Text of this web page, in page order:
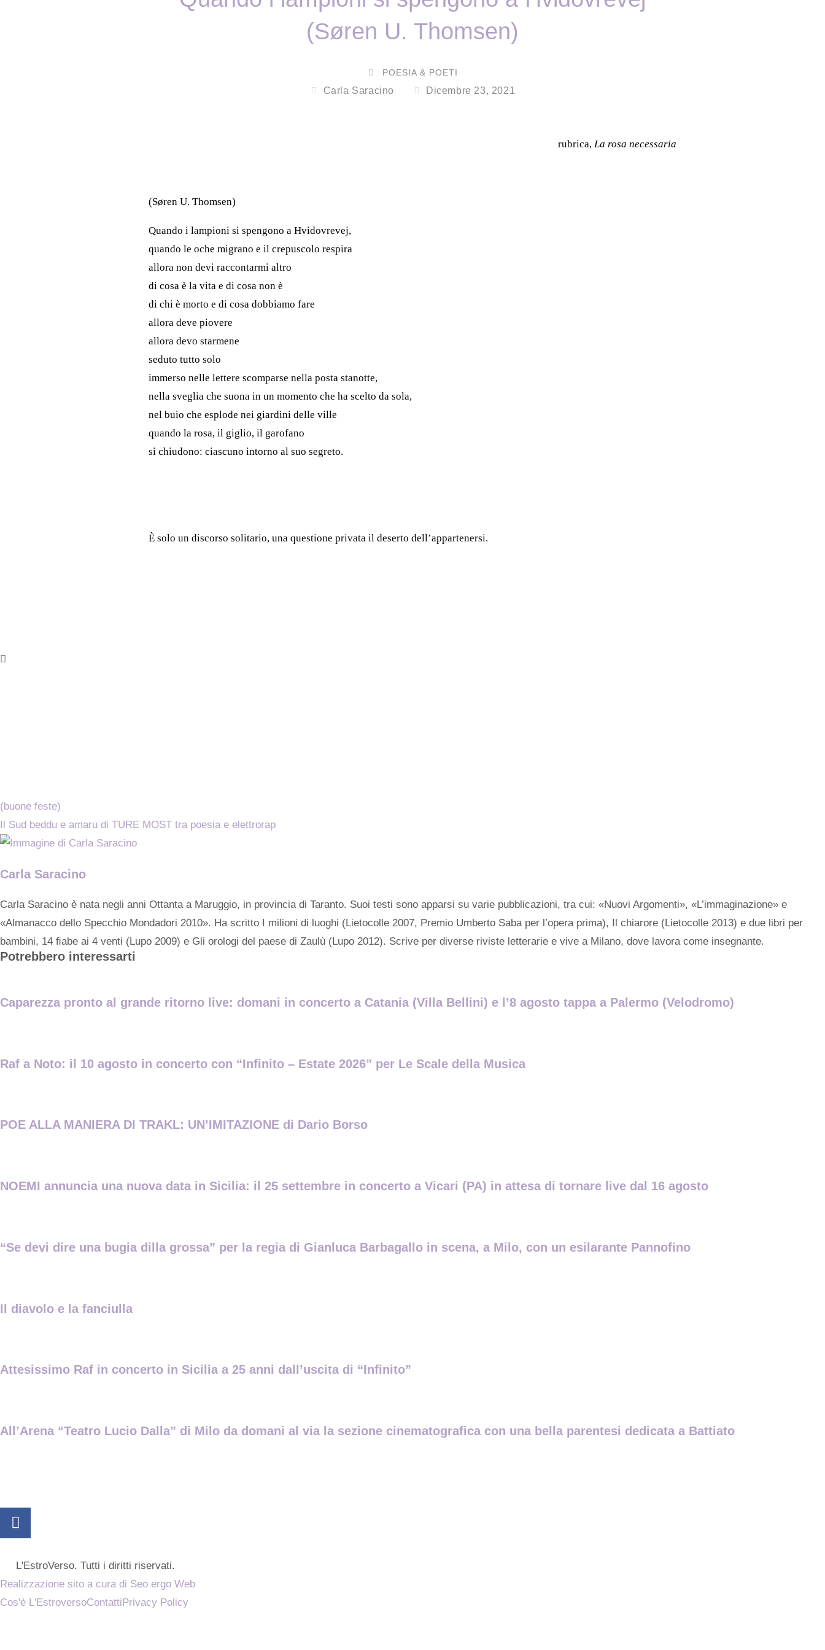
(Søren U. Thomsen)
POESIA & POETI
Carla Saracino Dicembre 23, 2021
rubrica, La rosa necessaria
(Søren U. Thomsen)
Quando i lampioni si spengono a Hvidovrevej,
quando le oche migrano e il crepuscolo respira
allora non devi raccontarmi altro
di cosa è la vita e di cosa non è
di chi è morto e di cosa dobbiamo fare
allora deve piovere
allora devo starmene
seduto tutto solo
immerso nelle lettere scomparse nella posta stanotte,
nella sveglia che suona in un momento che ha scelto da sola,
nel buio che esplode nei giardini delle ville
quando la rosa, il giglio, il garofano
si chiudono: ciascuno intorno al suo segreto.
È solo un discorso solitario, una questione privata il deserto dell’appartenersi.
(buone feste)
Il Sud beddu e amaru di TURE MOST tra poesia e elettrorap
Carla Saracino
Carla Saracino è nata negli anni Ottanta a Maruggio, in provincia di Taranto. Suoi testi sono apparsi su varie pubblicazioni, tra cui: «Nuovi Argomenti», «L’immaginazione» e
«Almanacco dello Specchio Mondadori 2010». Ha scritto I milioni di luoghi (Lietocolle 2007, Premio Umberto Saba per l’opera prima), Il chiarore (Lietocolle 2013) e due libri per
bambini, 14 ﬁabe ai 4 venti (Lupo 2009) e Gli orologi del paese di Zaulù (Lupo 2012). Scrive per diverse riviste letterarie e vive a Milano, dove lavora come insegnante.
Potrebbero interessarti
Caparezza pronto al grande ritorno live: domani in concerto a Catania (Villa Bellini) e l’8 agosto tappa a Palermo (Velodromo)
Raf a Noto: il 10 agosto in concerto con “Infinito – Estate 2026” per Le Scale della Musica
POE ALLA MANIERA DI TRAKL: UN’IMITAZIONE di Dario Borso
NOEMI annuncia una nuova data in Sicilia: il 25 settembre in concerto a Vicari (PA) in attesa di tornare live dal 16 agosto
“Se devi dire una bugia dilla grossa” per la regia di Gianluca Barbagallo in scena, a Milo, con un esilarante Pannofino
Il diavolo e la fanciulla
Attesissimo Raf in concerto in Sicilia a 25 anni dall’uscita di “Infinito”
All’Arena “Teatro Lucio Dalla” di Milo da domani al via la sezione cinematografica con una bella parentesi dedicata a Battiato
L'EstroVerso. Tutti i diritti riservati.
Realizzazione sito a cura di Seo ergo Web
Cos'è L'EstroversoContattiPrivacy Policy